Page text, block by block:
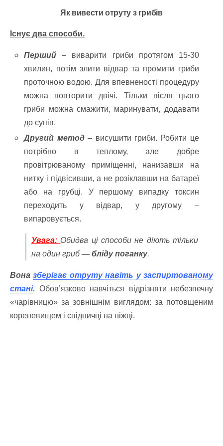
Як вивести отруту з грибів
Існує два способи.
Перший
– виварити гриби протягом 15-30
хвилин, потім злити відвар та промити гриби
проточною водою. Для впевненості процедуру
можна повторити двічі. Тільки після цього
гриби можна смажити, маринувати, додавати
до супів.
Другий метод– висушити гриби. Робити це
потрібно в теплому, але добре
провітрюваному приміщенні, нанизавши на
нитку і підвісивши, а не розіклавши на батареї
або на грубці. У першому випадку токсин
переходить у відвар, у другому –
випаровується.
Увага: Обидва ці способи не діють тільки
на один гриб— бліду поганку.
Воназберігає отруту навіть у заспиртованому
стані. Обов’язково навчіться відрізняти небезпечну
«чарівницю» за зовнішнім виглядом: за потовщеним
кореневищем і спідничці на ніжці.